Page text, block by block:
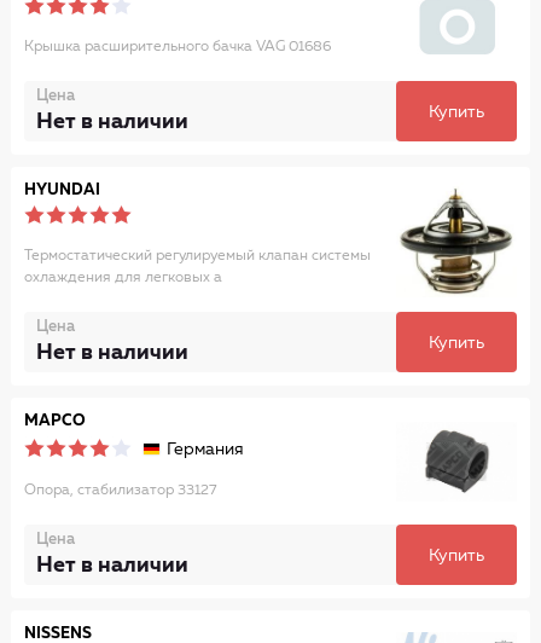
Крышка расширительного бачка VAG 01686
Цена
Нет в наличии Купить
HYUNDAI
Термостатический регулируемый клапан системы
охлаждения для легковых а
Цена
Нет в наличии Купить
MAPCO
Германия
Опора, стабилизатор 33127
Цена
Нет в наличии Купить
NISSENS